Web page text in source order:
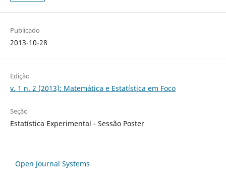
Publicado
2013-10-28
Edição
v. 1 n. 2 (2013): Matemática e Estatística em Foco
Seção
Estatística Experimental - Sessão Poster
Open Journal Systems